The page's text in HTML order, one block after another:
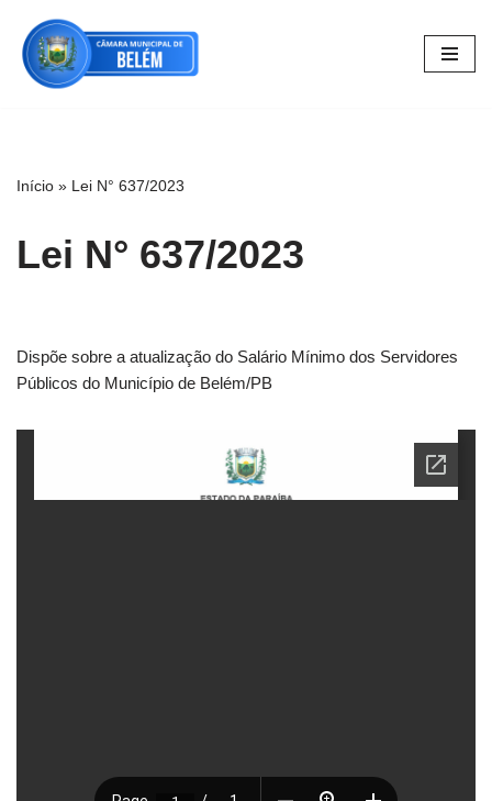
Pular
para
Início » Lei N° 637/2023
Lei N° 637/2023
Dispõe sobre a atualização do Salário Mínimo dos Servidores
Públicos do Município de Belém/PB